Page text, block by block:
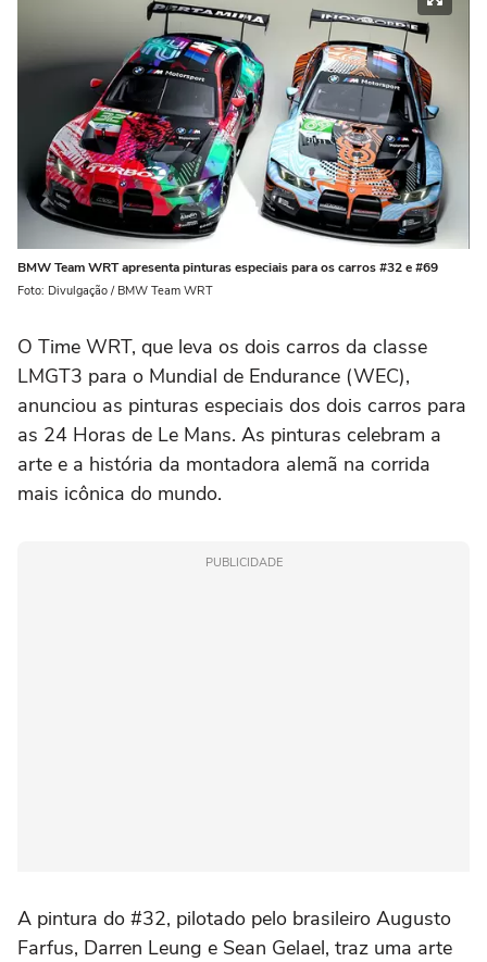
BMW Team WRT apresenta pinturas especiais para os carros #32 e #69
Foto: Divulgação / BMW Team WRT
O Time WRT, que leva os dois carros da classe
LMGT3 para o Mundial de Endurance (WEC),
anunciou as pinturas especiais dos dois carros para
as 24 Horas de Le Mans. As pinturas celebram a
arte e a história da montadora alemã na corrida
mais icônica do mundo.
PUBLICIDADE
A pintura do #32, pilotado pelo brasileiro Augusto
Farfus, Darren Leung e Sean Gelael, traz uma arte